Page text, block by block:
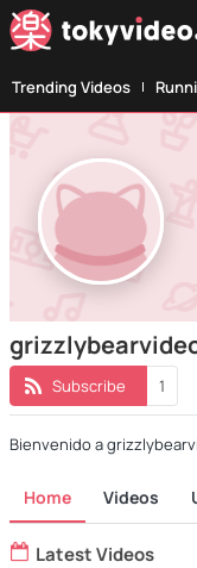
Trending Videos
Subscribe 1
Bienvenido a
Home Videos
Latest Videos